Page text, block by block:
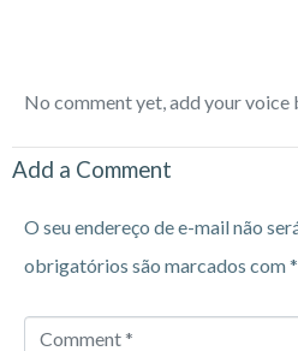
No comment yet, add your voice
Add a Comment
O seu endereço de e-mail não
obrigatórios são marcados com*
Comment